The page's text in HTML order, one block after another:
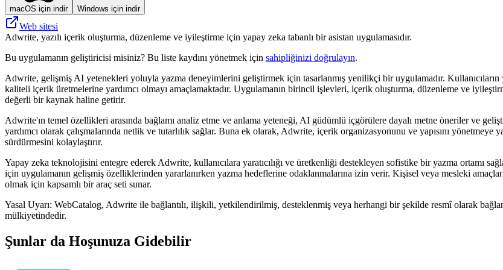
macOS için indir Windows için indir
Web sitesi
Adwrite, yazılı içerik oluşturma, düzenleme ve iyileştirme için yapay zeka tabanlı bir asistan uygulamasıdır.
Bu uygulamanın geliştiricisi misiniz? Bu liste kaydını yönetmek için sahipliğinizi doğrulayın.
Adwrite, gelişmiş AI yetenekleri yoluyla yazma deneyimlerini geliştirmek için tasarlanmış yenilikçi bir uygulamadır.
kaliteli içerik üretmelerine yardımcı olmayı amaçlamaktadır. Uygulamanın birincil işlevleri, içerik oluşturma, düzenleme ve
değerli bir kaynak haline getirir.
Adwrite'ın temel özellikleri arasında bağlamı analiz etme ve anlama yeteneği, AI güdümlü içgörülere dayalı metne öneriler ve
yardımcı olarak çalışmalarında netlik ve tutarlılık sağlar. Buna ek olarak, Adwrite, içerik organizasyonunu ve yapısını yönetmeye
sürdürmesini kolaylaştırır.
Yapay zeka teknolojisini entegre ederek Adwrite, kullanıcılara yaratıcılığı ve üretkenliği destekleyen sofistike bir yazma ortamı
için uygulamanın gelişmiş özelliklerinden yararlanırken yazma hedeflerine odaklanmalarına izin verir. Kişisel veya mesleki
olmak için kapsamlı bir araç seti sunar.
Yasal Uyarı: WebCatalog, Adwrite ile bağlantılı, ilişkili, yetkilendirilmiş, desteklenmiş veya herhangi bir şekilde resmî olarak
mülkiyetindedir.
Şunlar da Hoşunuza Gidebilir